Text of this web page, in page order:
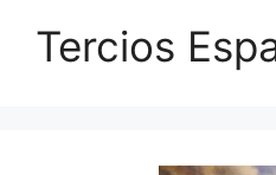
Tercios